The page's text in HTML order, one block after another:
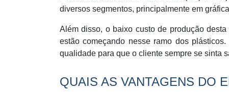
diversos segmentos, principalmente em
Além disso, o baixo custo de produção
estão começando nesse ramo dos
qualidade para que o cliente sempre se sinta
QUAIS AS VANTAGENS DO